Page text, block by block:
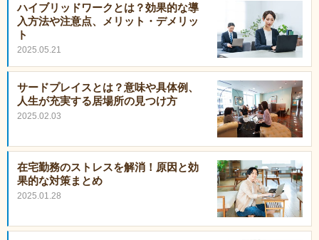
ハイブリッドワークとは？効果的な導
入方法や注意点、メリット・デメリッ
ト
2025.05.21
サードプレイスとは？意味や具体例、
人生が充実する居場所の見つけ方
2025.02.03
在宅勤務のストレスを解消！原因と効
果的な対策まとめ
2025.01.28